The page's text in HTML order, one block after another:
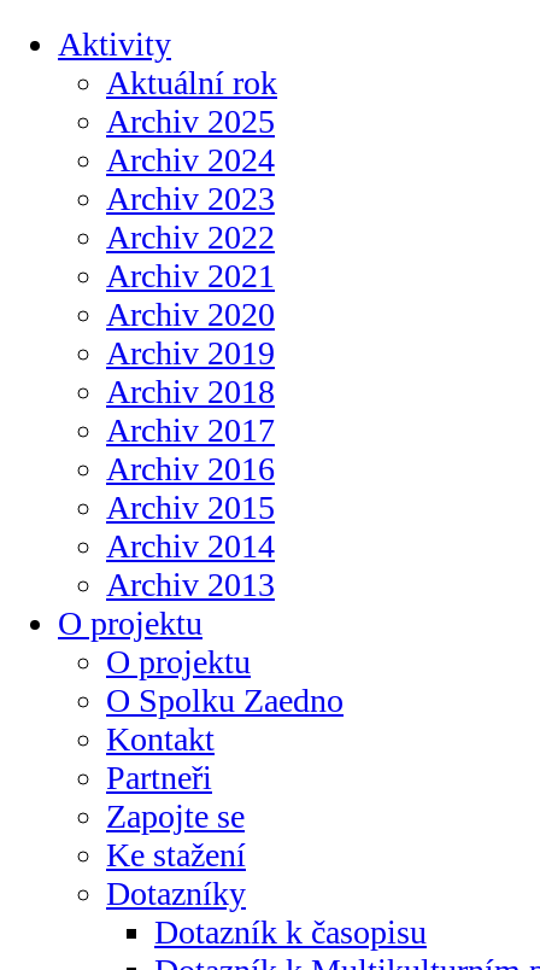
Aktivity
Aktuální rok
Archiv 2025
Archiv 2024
Archiv 2023
Archiv 2022
Archiv 2021
Archiv 2020
Archiv 2019
Archiv 2018
Archiv 2017
Archiv 2016
Archiv 2015
Archiv 2014
Archiv 2013
O projektu
O projektu
O Spolku Zaedno
Kontakt
Partneři
Zapojte se
Ke stažení
Dotazníky
Dotazník k časopisu